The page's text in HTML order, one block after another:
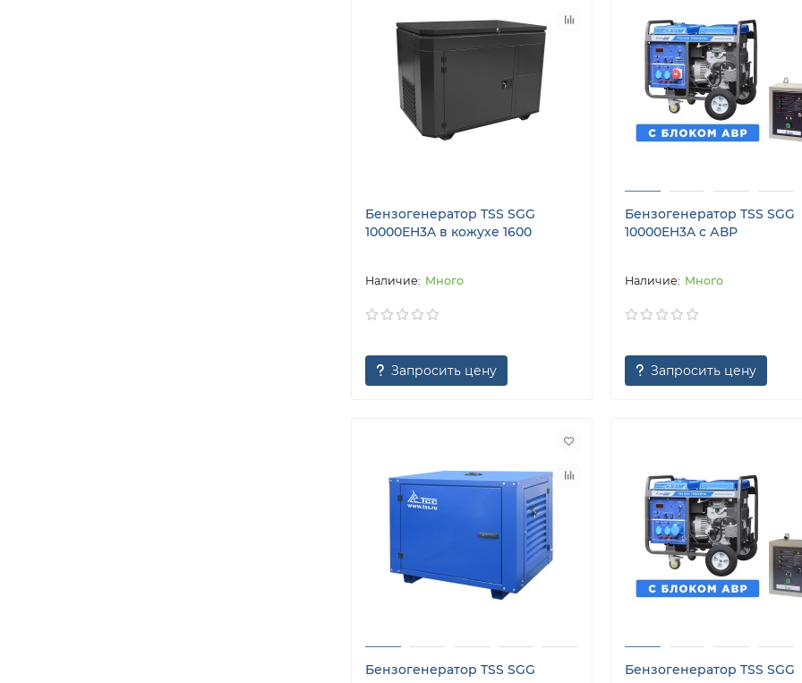
Бензогенератор TSS SGG
10000EH3A в кожухе 1600
Много
Запросить цену
Бензогенератор TSS SGG
10000EH3A с АВР
Много
Запросить цену
Бензогенератор TSS SGG
Бензогенератор TSS SGG